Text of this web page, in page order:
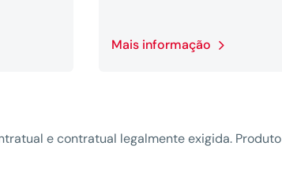
Mais informação
e contratual legalmente exigida. Produto